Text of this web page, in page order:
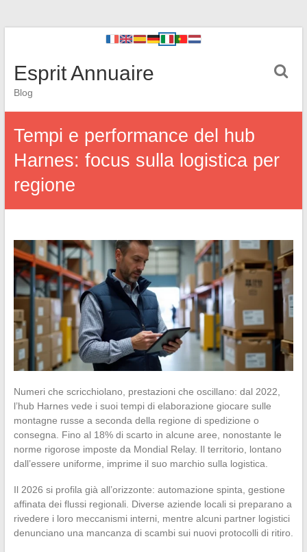
Esprit Annuaire
Blog
Tempi e performance del hub
Harnes: focus sulla logistica per
regione
Numeri che scricchiolano, prestazioni che oscillano: dal 2022,
l’hub Harnes vede i suoi tempi di elaborazione giocare sulle
montagne russe a seconda della regione di spedizione o
consegna. Fino al 18% di scarto in alcune aree, nonostante le
norme rigorose imposte da Mondial Relay. Il territorio, lontano
dall’essere uniforme, imprime il suo marchio sulla logistica.
Il 2026 si profila già all’orizzonte: automazione spinta, gestione
affinata dei flussi regionali. Diverse aziende locali si preparano a
rivedere i loro meccanismi interni, mentre alcuni partner logistici
denunciano una mancanza di scambi sui nuovi protocolli di ritiro.